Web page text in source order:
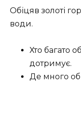
Обіцяв золоті
води.
Хто багато
дотримує.
Де много